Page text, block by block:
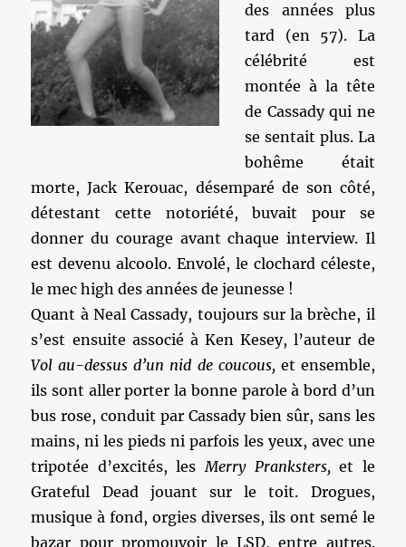
des années plus
tard (en 57). La
célébrité est
montée à la tête
de Cassady qui ne
se sentait plus. La
bohême était
morte, Jack Kerouac, désemparé de son côté,
détestant cette notoriété, buvait pour se
donner du courage avant chaque interview. Il
est devenu alcoolo. Envolé, le clochard céleste,
le mec high des années de jeunesse !
Quant à Neal Cassady, toujours sur la brèche, il
s’est ensuite associé à Ken Kesey, l’auteur de
Vol au-dessus d’un nid de coucous,et ensemble,
ils sont aller porter la bonne parole à bord d’un
bus rose, conduit par Cassady bien sûr, sans les
mains, ni les pieds ni parfois les yeux, avec une
tripotée d’excités, lesMerry Pranksters,et le
Grateful Dead jouant sur le toit. Drogues,
musique à fond, orgies diverses, ils ont semé le
bazar pour promouvoir le LSD, entre autres.